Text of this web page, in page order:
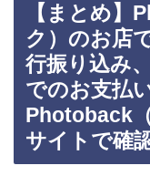
【まとめ】
ク）のお店
行振り込み
でのお支払
Photoback
サイトで確